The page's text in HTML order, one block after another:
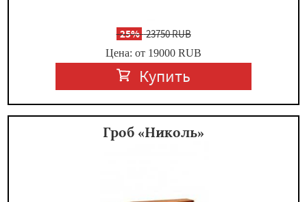
-25%23750 RUB
Цена: от 19000 RUB
Купить
Гроб «Николь»